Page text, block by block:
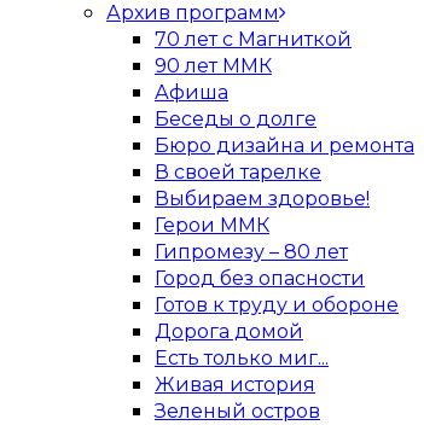
Архив программ
70 лет с Магниткой
90 лет ММК
Афиша
Беседы о долге
Бюро дизайна и ремонта
В своей тарелке
Выбираем здоровье!
Герои ММК
Гипромезу – 80 лет
Город без опасности
Готов к труду и обороне
Дорога домой
Есть только миг...
Живая история
Зеленый остров